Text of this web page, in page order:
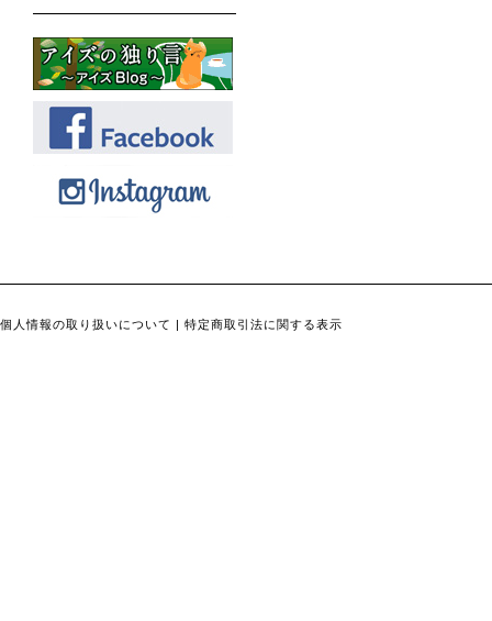
個人情報の取り扱いについて | 特定商取引法に関する表示